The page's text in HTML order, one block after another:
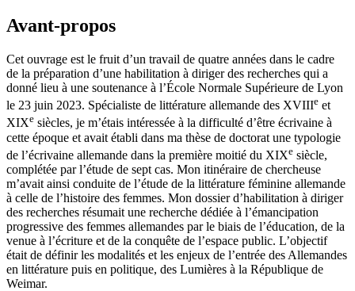
Avant-propos
Cet ouvrage est le fruit d’un travail de quatre années dans le cadre
de la préparation d’une habilitation à diriger des recherches qui a
donné lieu à une soutenance à l’École Normale Supérieure de Lyon
le 23 juin 2023. Spécialiste de littérature allemande des XVIIIe et
XIXe siècles, je m’étais intéressée à la difficulté d’être écrivaine à
cette époque et avait établi dans ma thèse de doctorat une typologie
de l’écrivaine allemande dans la première moitié du XIXe siècle,
complétée par l’étude de sept cas. Mon itinéraire de chercheuse
m’avait ainsi conduite de l’étude de la littérature féminine allemande
à celle de l’histoire des femmes. Mon dossier d’habilitation à diriger
des recherches résumait une recherche dédiée à l’émancipation
progressive des femmes allemandes par le biais de l’éducation, de la
venue à l’écriture et de la conquête de l’espace public. L’objectif
était de définir les modalités et les enjeux de l’entrée des Allemandes
en littérature puis en politique, des Lumières à la République de
Weimar.